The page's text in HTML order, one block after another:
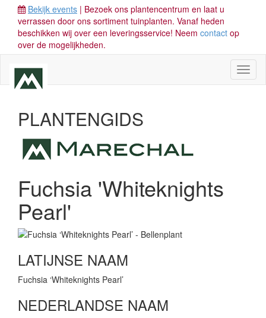
Bekijk events | Bezoek ons plantencentrum en laat u
verrassen door ons sortiment tuinplanten. Vanaf heden
beschikken wij over een leveringsservice! Neem contact op
over de mogelijkheden.
PLANTENGIDS
Fuchsia 'Whiteknights
Pearl'
LATIJNSE NAAM
Fuchsia ‘Whiteknights Pearl’
NEDERLANDSE NAAM